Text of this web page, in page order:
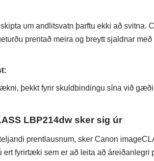
um andlitsvatn þarftu ekki að svitna.
prentað meira og breytt sjaldnar
þekkt fyrir skuldbindingu sína við
LBP214dw sker sig úr
prentlausnum, sker Canon
fyrirtæki sem er að leita að áreiðanlegri